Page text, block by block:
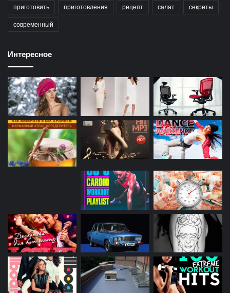
приготовить приготовления рецепт салат секреты
современный
Интересное